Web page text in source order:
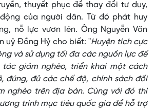
thuyết phục để thay đổi tư duy,
của người dân. Từ đó phát huy
nỗ lực vươn lên. Ông Nguyễn Văn
uỷ Đồng Hỷ cho biết: "Huyện tích cực
và sử dụng tối đa các nguồn lực để
giảm nghèo, triển khai một cách
đúng, đủ các chế độ, chính sách đối
nghèo trên địa bàn. Cùng với đó thì
trình mục tiêu quốc gia để hỗ trợ